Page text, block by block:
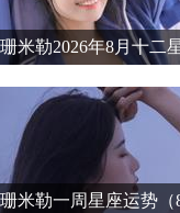
米勒2026年8月十二
米勒一周星座运势（